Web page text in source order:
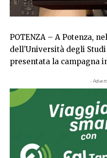
POTENZA – A Potenza,
dell’Università degli
presentata la campagna
-